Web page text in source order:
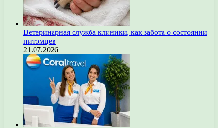
Ветеринарная служба клиники, как забота о состоянии
питомцев
21.07.2026